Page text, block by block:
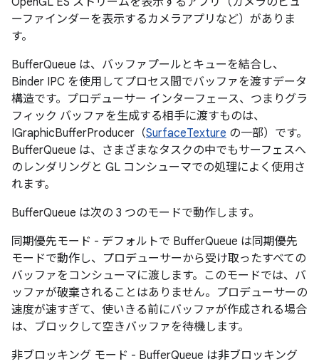
ーファインダーを表示するカメラアプリなど）がありま
す。
BufferQueue は、バッファプールとキューを結合し、
Binder IPC を使用してプロセス間でバッファを渡すデータ
構造です。プロデューサー インターフェース、つまりグラ
フィック バッファを生成する相手に渡すものは、
IGraphicBufferProducer（SurfaceTexture の一部）です。
BufferQueue は、さまざまなタスクの中でもサーフェスへ
のレンダリングと GL コンシューマでの処理によく使用さ
れます。
BufferQueue は次の 3 つのモードで動作します。
同期優先モード - デフォルトで BufferQueue は同期優先
モードで動作し、プロデューサーから受け取ったすべての
バッファをコンシューマに渡します。
このモードでは、バ
ッファが破棄されることはありません。プロデューサーの
速度が速すぎて、使いきる前にバッファが作成される場合
は、ブロックして空きバッファを待機します。
非ブロッキング モード - BufferQueue は非ブロッキング